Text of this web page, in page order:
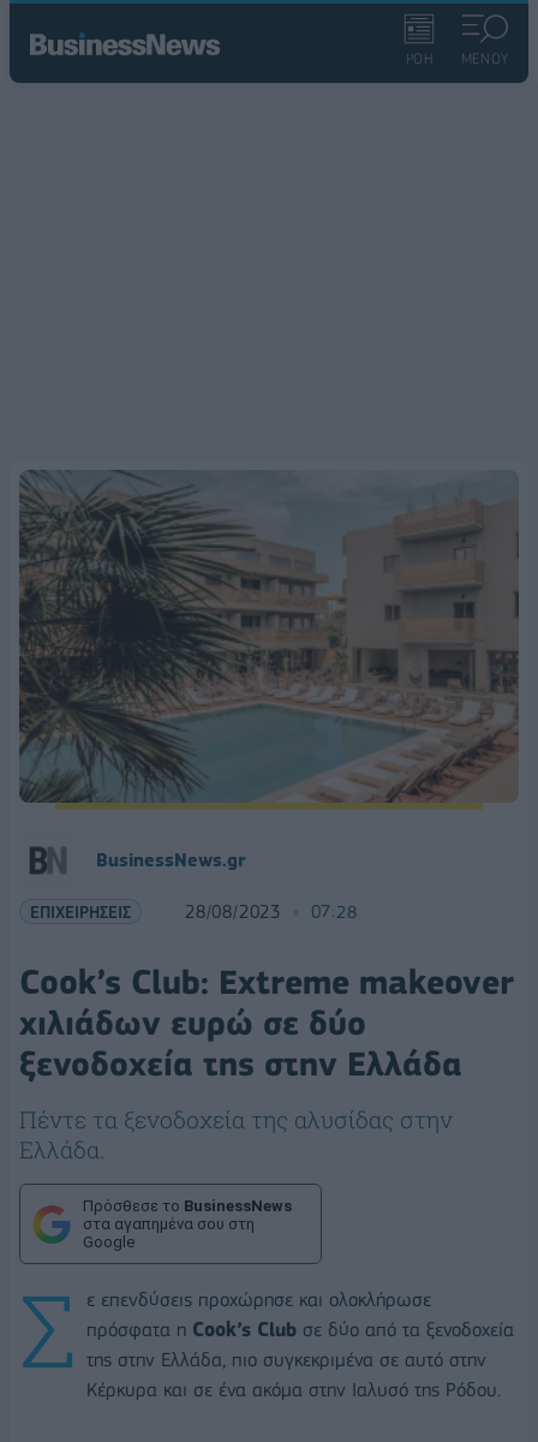
ΡΟΗ ΜΕΝΟΥ
BusinessNews.gr
ΕΠΙΧΕΙΡΗΣΕΙΣ 28/08/2023 07:28
Cook’s Club: Extreme makeover
χιλιάδων ευρώ σε δύο
ξενοδοχεία της στην Ελλάδα
Πέντε τα ξενοδοχεία της αλυσίδας στην
Ελλάδα.
Πρόσθεσε το BusinessNews
στα αγαπημένα σου στη
Google
Σ
ε επενδύσεις προχώρησε και ολοκλήρωσε
πρόσφατα η Cook’s Club σε δύο από τα ξενοδοχεία
της στην Ελλάδα, πιο συγκεκριμένα σε αυτό στην
Κέρκυρα και σε ένα ακόμα στην Ιαλυσό της Ρόδου.